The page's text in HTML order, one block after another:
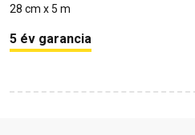
28 cm x 5 m
5 év garancia